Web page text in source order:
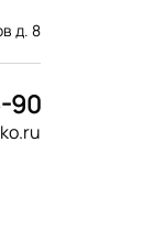
д. 8
90